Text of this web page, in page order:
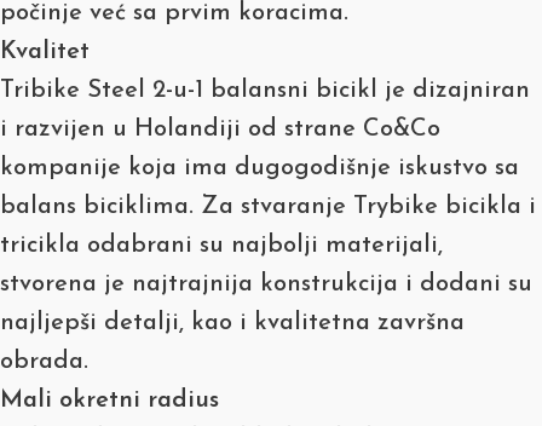
počinje već sa prvim koracima.
Kvalitet
Tribike Steel 2-u-1 balansni bicikl je dizajniran
i razvijen u Holandiji od strane Co&Co
kompanije koja ima dugogodišnje iskustvo sa
balans biciklima. Za stvaranje Trybike bicikla i
tricikla odabrani su najbolji materijali,
stvorena je najtrajnija konstrukcija i dodani su
najljepši detalji, kao i kvalitetna završna
obrada.
Mali okretni radius